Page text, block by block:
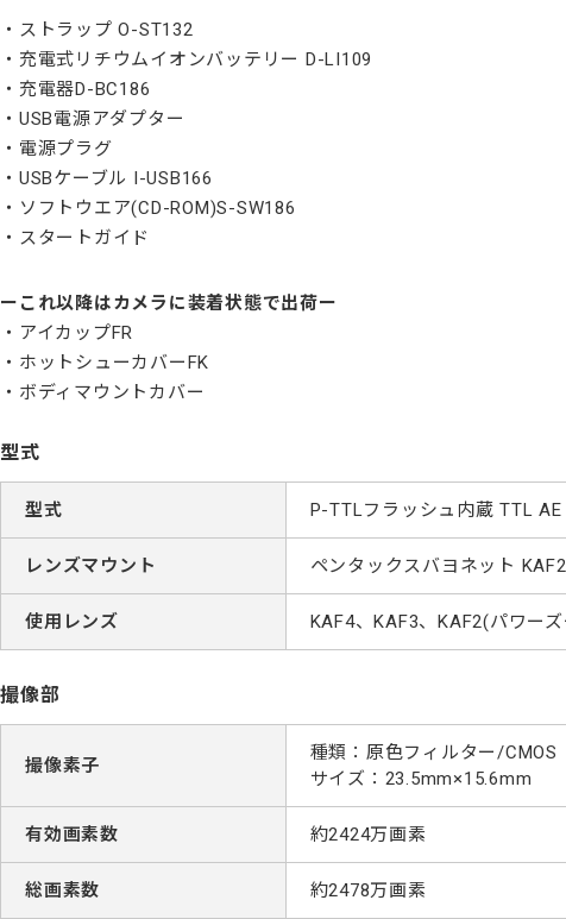
ストラップ O-ST132
充電式リチウムイオンバッテリー D-LI109
充電器D-BC186
USB電源アダプター
電源プラグ
USBケーブル I-USB166
ソフトウエア(CD-ROM)S-SW186
スタートガイド
ーこれ以降はカメラに装着状態で出荷ー
アイカップFR
ホットシューカバーFK
ボディマウントカバー
型式
型式 P-TTLフラッシュ内蔵 TTL
レンズマウント ペンタックスバヨネット
使用レンズ KAF4、KAF3、KAF2(パワー
撮像部
撮像素子
種類：原色フィルター/CMOS
サイズ：23.5mm×15.6mm
有効画素数 約2424万画素
総画素数 約2478万画素